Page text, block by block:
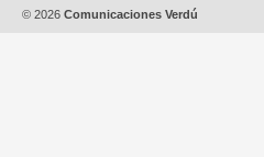
© 2026 Comunicaciones Verdú